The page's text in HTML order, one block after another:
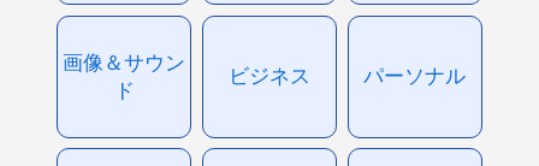
画像＆サウン
ド
ビジネス パーソナル